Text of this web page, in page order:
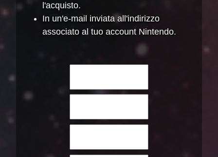
l'acquisto.
In un'e-mail inviata all'indirizzo
associato al tuo account Nintendo.